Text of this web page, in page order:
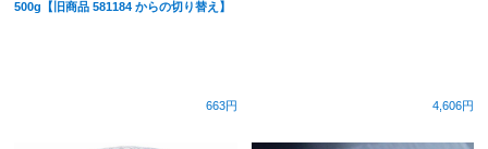
500g【旧商品 581184 からの切り替え】
663円 4,606円